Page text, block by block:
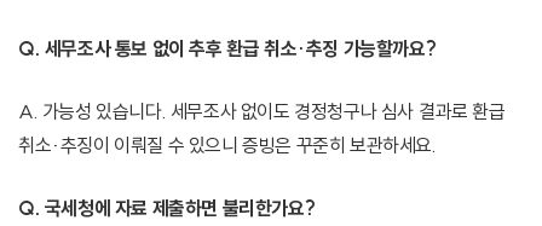
Q. 세무조사 통보 없이 추후 환급 취소·추징 가능할까요?
A. 가능성 있습니다. 세무조사 없이도 경정청구나 심사 결과로 환급
취소·추징이 이뤄질 수 있으니 증빙은 꾸준히 보관하세요.
Q. 국세청에 자료 제출하면 불리한가요?